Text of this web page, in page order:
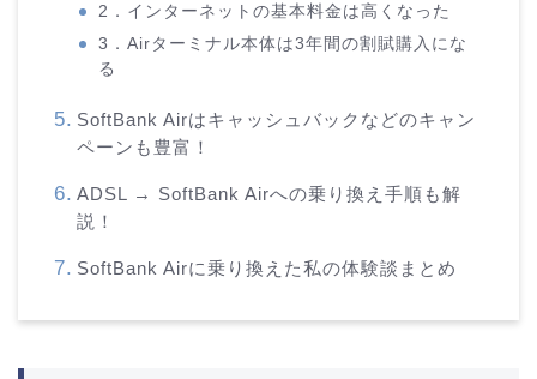
2．インターネットの基本料金は高くなった
3．Airターミナル本体は3年間の割賦購入にな
る
SoftBank Airはキャッシュバックなどのキャン
ペーンも豊富！
ADSL → SoftBank Airへの乗り換え手順も解
説！
SoftBank Airに乗り換えた私の体験談まとめ